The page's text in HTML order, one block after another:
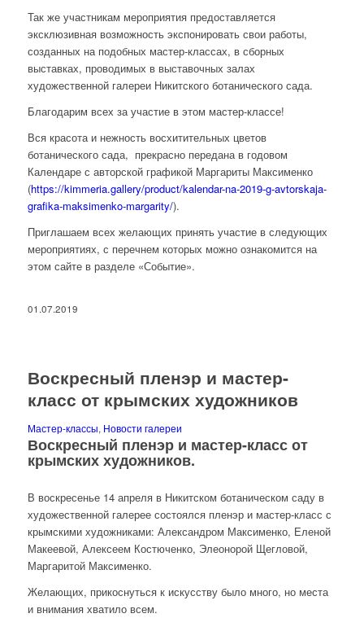
Так же участникам мероприятия предоставляется
эксклюзивная возможность экспонировать свои работы,
созданных на подобных мастер-классах, в сборных
выставках, проводимых в выставочных залах
художественной галереи Никитского ботанического сада.
Благодарим всех за участие в этом мастер-классе!
Вся красота и нежность восхитительных цветов
ботанического сада, прекрасно передана в годовом
Календаре с авторской графикой Маргариты Максименко
(https://kimmeria.gallery/product/kalendar-na-2019-g-avtorskaja-
grafika-maksimenko-margarity/).
Приглашаем всех желающих принять участие в следующих
мероприятиях, с перечнем которых можно ознакомится на
этом сайте в разделе «Событие».
01.07.2019
Воскресный пленэр и мастер-
класс от крымских художников
Мастер-классы, Новости галереи
Воскресный пленэр и мастер-класс от
крымских художников.
В воскресенье 14 апреля в Никитском ботаническом саду в
художественной галерее состоялся пленэр и мастер-класс с
крымскими художниками: Александром Максименко, Еленой
Макеевой, Алексеем Костюченко, Элеонорой Щегловой,
Маргаритой Максименко.
Желающих, прикоснуться к искусству было много, но места
и внимания хватило всем.